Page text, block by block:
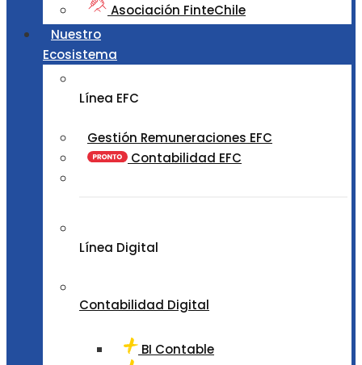
Asociación FinteChile
Nuestro
Ecosistema
Línea EFC
Gestión Remuneraciones EFC
Contabilidad EFC
Línea Digital
Contabilidad Digital
BI Contable